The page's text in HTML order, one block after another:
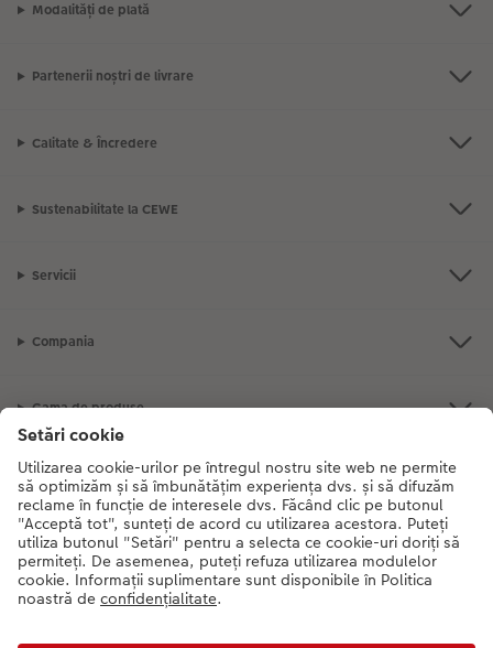
Modalități de plată
Partenerii noștri de livrare
Calitate & Încredere
Sustenabilitate la CEWE
Servicii
Compania
Gama de produse
CEWE Fotolumea